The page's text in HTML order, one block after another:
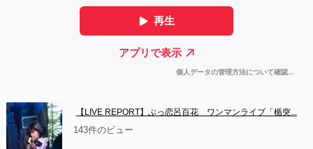
【LIVE REPORT】ぶっ恋呂百花　ワンマンライブ「楯突...
143件のビュー